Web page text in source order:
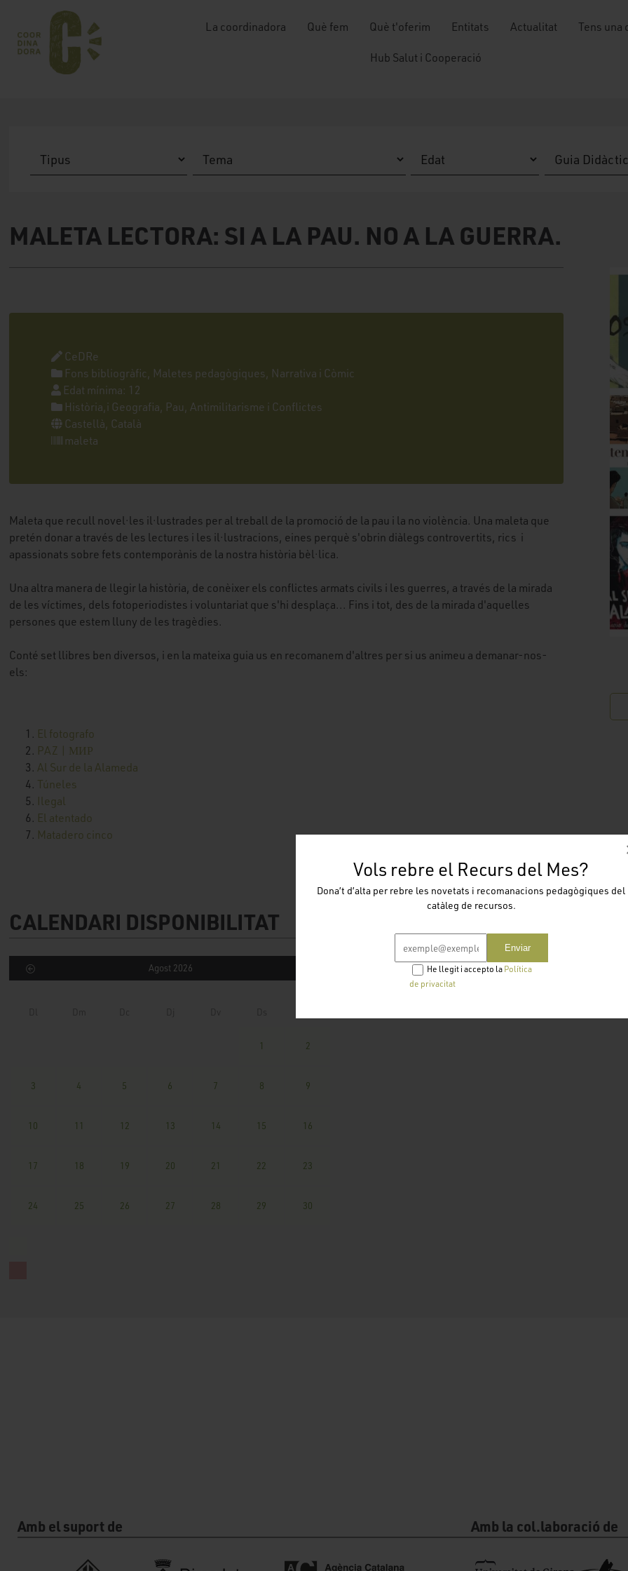
Vols rebre el Recurs del Mes?
Dona’t d’alta per rebre les novetats i recomanacions pedagògiques del
catàleg de recursos.
Enviar
He llegit i accepto la Política
de privacitat
La coordinadora Què fem Què t'oferim Entitats Actualitat Tens una
Hub Salut i Cooperació
MALETA LECTORA: SI A LA PAU. NO A LA GUERRA.
CeDRe
Fons bibliogràfic, Maletes pedagògiques, Narrativa i Còmic
Edat mínima: 12
Història,i Geografia, Pau, Antimilitarisme i Conflictes
Castellà, Català
maleta
Maleta que recull novel·les il·lustrades per al treball de la promoció de la pau i la no violència. Una maleta que
pretén donar a través de les lectures i les il·lustracions, eines perquè s'obrin diàlegs controvertits, rics i
apassionats sobre fets contemporànis de la nostra història bèl·lica.
Una altra manera de llegir la història, de conèixer els conflictes armats civils i les guerres, a través de la mirada
de les víctimes, dels fotoperiodistes i voluntariat que s'hi desplaça... Fins i tot, des de la mirada d'aquelles
persones que estem lluny de les tragèdies.
Conté set llibres ben diversos, i en la mateixa guia us en recomanem d'altres per si us animeu a demanar-nos-
els:
El fotografo
PAZ | МИР
Al Sur de la Alameda
Túneles
Ilegal
El atentado
Matadero cinco
CALENDARI DISPONIBILITAT
Agost 2026
1 2
3 4 5 6 7 8 9
10 11 12 13 14 15 16
17 18 19 20 21 22 23
24 25 26 27 28 29 30
Per poder fer reserves, ha d'estar identificat amb un
Amb el suport de Amb la col.laboració de